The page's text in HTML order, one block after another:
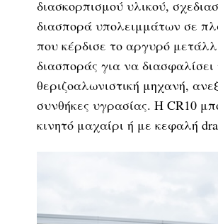
διασκορπισμού υλικού,
διασπορά υπολειμμάτων σε
που κέρδισε το αργυρό
διασποράς για να
θεριζοαλωνιστική μηχανή,
συνθήκες υγρασίας. Η CR10
κινητό μαχαίρι ή με κεφαλή